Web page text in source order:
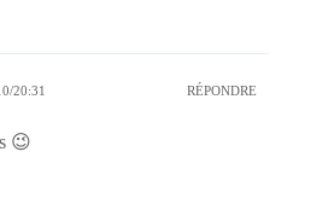
20:31 RÉPONDRE
😉